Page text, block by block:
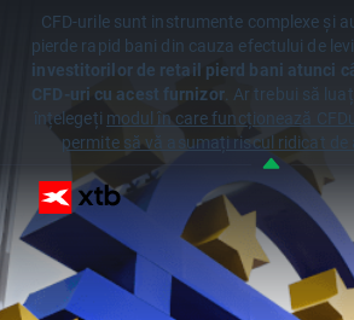
CFD-urile sunt instrumente complexe și
pierde rapid bani din cauza efectului de
investitorilor de retail pierd bani atunci
CFD-uri cu acest furnizor. Ar trebui să
înțelegeți modul în care funcționează
permite să vă asumați riscul ridicat de